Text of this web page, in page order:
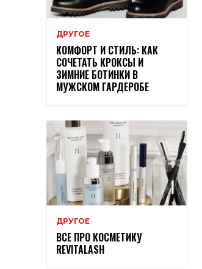
ДРУГОЕ
КОМФОРТ И СТИЛЬ: КАК
СОЧЕТАТЬ КРОКСЫ И
ЗИМНИЕ БОТИНКИ В
МУЖСКОМ ГАРДЕРОБЕ
ДРУГОЕ
ВСЕ ПРО КОСМЕТИКУ
REVITALASH